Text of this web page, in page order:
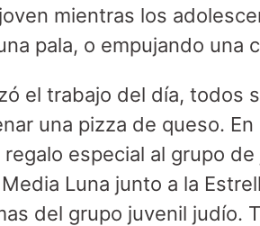
mientras los
pala, o empujando una
el trabajo del día, todos
una pizza de queso.
especial al grupo
Luna junto a la
del grupo juvenil judío.